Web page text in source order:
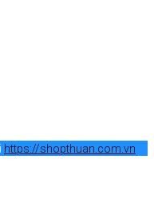
https://shopthuan.com.vn